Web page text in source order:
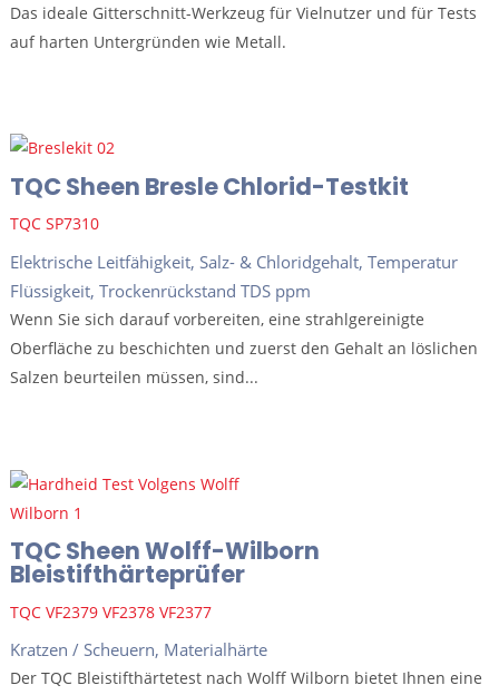
Das ideale Gitterschnitt-Werkzeug für Vielnutzer und für Tests
auf harten Untergründen wie Metall.
TQC Sheen Bresle Chlorid-Testkit
TQC SP7310
Elektrische Leitfähigkeit, Salz- & Chloridgehalt, Temperatur
Flüssigkeit, Trockenrückstand TDS ppm
Wenn Sie sich darauf vorbereiten, eine strahlgereinigte
Oberfläche zu beschichten und zuerst den Gehalt an löslichen
Salzen beurteilen müssen, sind...
TQC Sheen Wolff-Wilborn
Bleistifthärteprüfer
TQC VF2379 VF2378 VF2377
Kratzen / Scheuern, Materialhärte
Der TQC Bleistifthärtetest nach Wolff Wilborn bietet Ihnen eine